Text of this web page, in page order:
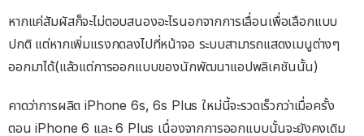
หากแค่สัมผัสก็จะไม่ตอบสนองอะไรนอกจากการเลื่อนเพื่อเลือกแบบ
ปกติ แต่หากเพิ่มแรงกดลงไปที่หน้าจอ ระบบสามารถแสดงเมนูต่างๆ
ออกมาได้(แล้วแต่การออกแบบของนักพัฒนาแอปพลิเคชันนั้น)
คาดว่าการผลิต iPhone 6s, 6s Plus ใหม่นี้จะรวดเร็วกว่าเมื่อครั้ง
ตอน iPhone 6 และ 6 Plus เนื่องจากการออกแบบนั้นจะยังคงเดิม